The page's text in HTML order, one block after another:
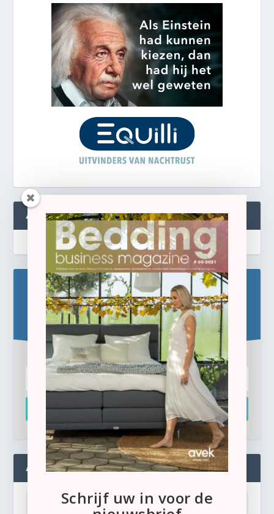
ABONNEREN
Blijf op de hoogte!
Schrijf u hier in voor de gratis e-newsletter.
Inschrijven
ADMIN
Schrijf uw in voor de